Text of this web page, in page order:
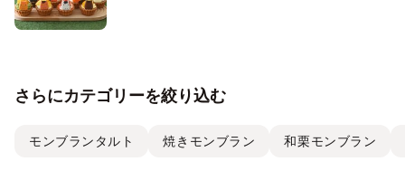
さらにカテゴリーを絞り込む
モンブランタルト 焼きモンブラン 和栗モンブラン